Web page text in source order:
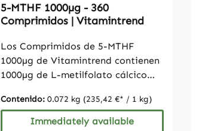
5-MTHF 1000µg - 360
Comprimidos | Vitamintrend
Los Comprimidos de 5-MTHF
1000µg de Vitamintrend contienen
1000µg de L-metilfolato cálcico
MTHF es la forma biológicamente
activa del ácido fólico y permite
Contenido: 0.072 kg (235,42 €* / 1 kg)
Immediately available